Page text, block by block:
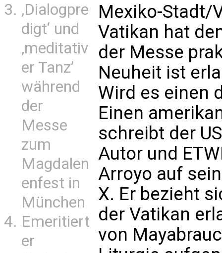
‚Dialogpre
digt‘ und
‚meditativ
er Tanz’
während
der
Messe
zum
Magdalen
enfest in
München
Emeritiert
er
Mexiko-Stadt/
Vatikan hat
der Messe
Neuheit ist
Wird es einen
Einen
schreibt der
Autor und
Arroyo auf
X. Er bezieht
der Vatikan
von